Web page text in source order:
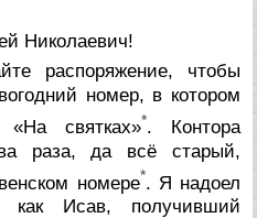
Николаевич!
распоряжение, чтобы
номер, в котором
святках»*. Контора
раза, да всё старый,
номере*. Я надоел
Исав, получивший